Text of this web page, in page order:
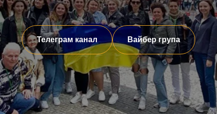
Телеграм канал Вайбер група